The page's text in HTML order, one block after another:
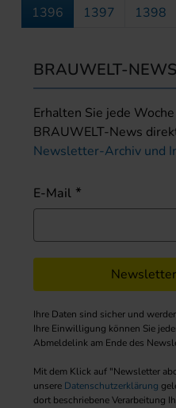
1396 1397 1398
BRAUWELT-
Erhalten Sie jede
BRAUWELT-News
Newsletter-Archiv und
E-Mail
Ihre Daten sind sicher und
Ihre Einwilligung können Sie
Abmeldelink am Ende des
Mit dem Klick auf "Newsletter
unsere Datenschutzerklärung
dort beschriebene Verarbeitung